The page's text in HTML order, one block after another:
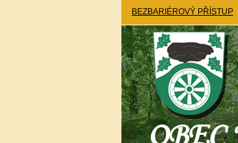
BEZBARIÉROVÝ PŘÍSTUP